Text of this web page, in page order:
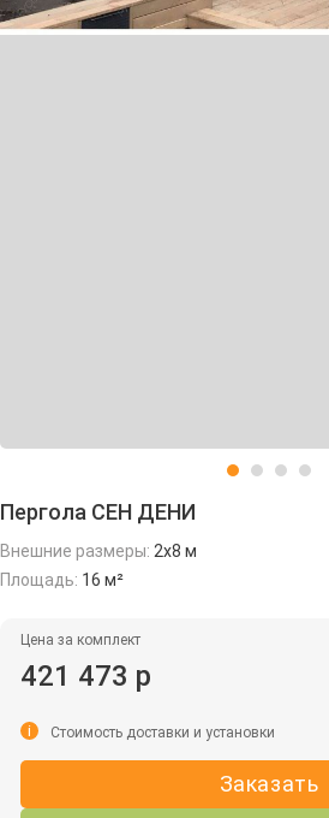
Пергола СЕН ДЕНИ
Внешние размеры: 2х8 м
Площадь: 16 м²
Цена за комплект
421 473 р
Заказать
i Стоимость доставки и установки